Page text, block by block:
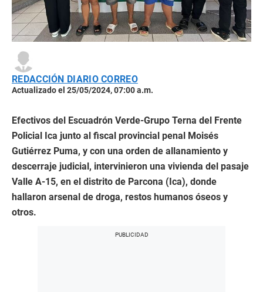
REDACCIÓN DIARIO CORREO
Actualizado el 25/05/2024, 07:00 a.m.
Efectivos del Escuadrón Verde-Grupo Terna del Frente
Policial Ica junto al fiscal provincial penal Moisés
Gutiérrez Puma, y con una orden de allanamiento y
descerraje judicial, intervinieron una vivienda del pasaje
Valle A-15, en el distrito de Parcona (Ica), donde
hallaron arsenal de droga, restos humanos óseos y
otros.